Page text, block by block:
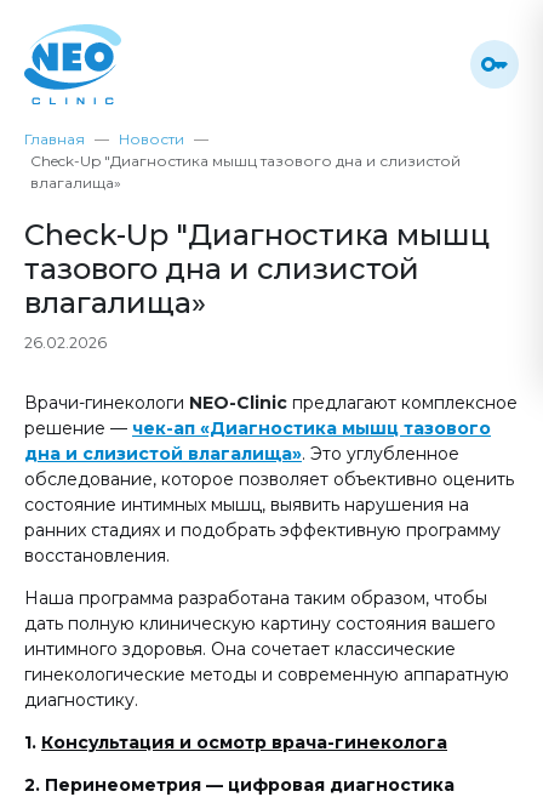
Главная
Новости
Check-Up "Диагностика мышц тазового дна и слизистой
влагалища»
Check-Up "Диагностика мышц
тазового дна и слизистой
влагалища»
26.02.2026
Врачи-гинекологи NEO-Clinic предлагают комплексное
решение — чек-ап «Диагностика мышц тазового
дна и слизистой влагалища». Это углубленное
обследование, которое позволяет объективно оценить
состояние интимных мышц, выявить нарушения на
ранних стадиях и подобрать эффективную программу
восстановления.
Наша программа разработана таким образом, чтобы
дать полную клиническую картину состояния вашего
интимного здоровья. Она сочетает классические
гинекологические методы и современную аппаратную
диагностику.
1. Консультация и осмотр врача-гинеколога
2. Перинеометрия — цифровая диагностика